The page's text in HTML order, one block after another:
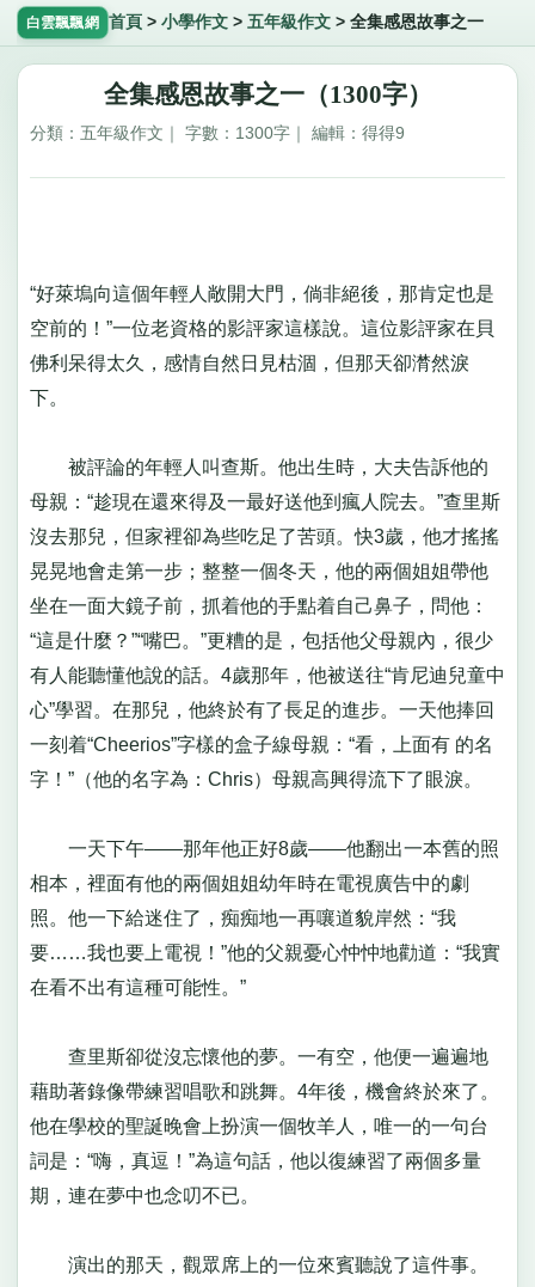
白雲飄飄網 首頁 > 小學作文> 五年級作文> 全集感恩故事之一
全集感恩故事之一（1300字）
分類：五年級作文｜ 字數：1300字｜ 編輯：得得9
“好萊塢向這個年輕人敞開大門，倘非絕後，那肯定也是
空前的！”一位老資格的影評家這樣說。這位影評家在貝
佛利呆得太久，感情自然日見枯涸，但那天卻潸然淚
下。
被評論的年輕人叫查斯。他出生時，大夫告訴他的
母親：“趁現在還來得及一最好送他到瘋人院去。”查里斯
沒去那兒，但家裡卻為些吃足了苦頭。快3歲，他才搖搖
晃晃地會走第一步；整整一個冬天，他的兩個姐姐帶他
坐在一面大鏡子前，抓着他的手點着自己鼻子，問他：
“這是什麼？”“嘴巴。”更糟的是，包括他父母親內，很少
有人能聽懂他說的話。4歲那年，他被送往“肯尼迪兒童中
心”學習。在那兒，他終於有了長足的進步。一天他捧回
一刻着“Cheerios”字樣的盒子線母親：“看，上面有 的名
字！”（他的名字為：Chris）母親高興得流下了眼淚。
一天下午——那年他正好8歲——他翻出一本舊的照
相本，裡面有他的兩個姐姐幼年時在電視廣告中的劇
照。他一下給迷住了，痴痴地一再嚷道貌岸然：“我
要……我也要上電視！”他的父親憂心忡忡地勸道：“我實
在看不出有這種可能性。”
查里斯卻從沒忘懷他的夢。一有空，他便一遍遍地
藉助著錄像帶練習唱歌和跳舞。4年後，機會終於來了。
他在學校的聖誕晚會上扮演一個牧羊人，唯一的一句台
詞是：“嗨，真逗！”為這句話，他以復練習了兩個多量
期，連在夢中也念叨不已。
演出的那天，觀眾席上的一位來賓聽說了這件事。